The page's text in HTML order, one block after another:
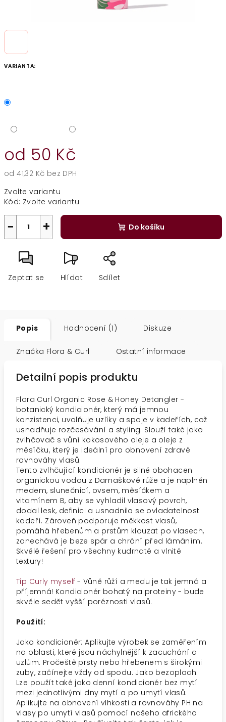
VARIANTA:
od 50 Kč
od41,32 Kč bez DPH
cena:
Zvolte variantu
Kód: Zvolte variantu
+
− Do košíku
Zeptat se Hlídat Sdílet
Popis Hodnocení (1) Diskuze
Značka Flora & Curl Ostatní informace
Detailní popis produktu
Flora Curl Organic Rose & Honey Detangler -
botanický kondicionér, který má jemnou
konzistenci, uvolňuje uzlíky a spoje v kadeřích, což
usnadňuje rozčesávání a styling. Slouží také jako
zvlhčovač s vůní kokosového oleje a oleje z
měsíčku, který je ideální pro obnovení zdravé
rovnováhy vlasů.
Tento zvlhčující kondicionér je silně obohacen
organickou vodou z Damaškové růže a je naplněn
medem, slunečnicí, ovsem, měsíčkem a
vitamínem B, aby se vyhladil vlasový povrch,
dodal lesk, definici a usnadnila se ovladatelnost
kadeří. Zároveň podporuje měkkost vlasů,
pomáhá hřebenům a prstům klouzat po vlasech,
zanechává je beze spár a chrání před lámáním.
Skvělé řešení pro všechny kudrnaté a vlnité
textury!
Tip Curly myself - Vůně růží a medu je tak jemná a
příjemná! Kondicionér bohatý na proteiny - bude
skvěle sedět vyšší poréznosti vlasů.
Použití:
Jako kondicionér: Aplikujte výrobek se zaměřením
na oblasti, které jsou náchylnější k zacuchání a
uzlům. Pročeště prsty nebo hřebenem s širokými
zuby, začínejte vždy od spodu. Jako bezoplach:
Lze použít také jako denní kondicionér bez mytí
mezi jednotlivými dny mytí a po umytí vlasů.
Aplikujte na obnovení vlhkosti a rovnováhy PH na
vlasy po umytí vlasů pomocí našeho afrického